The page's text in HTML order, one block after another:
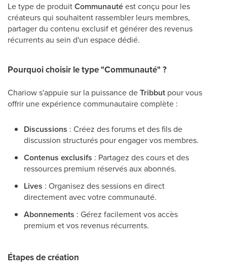
Le type de produitCommunautéest conçu pour les
créateurs qui souhaitent rassembler leurs membres,
partager du contenu exclusif et générer des revenus
récurrents au sein d'un espace dédié.
Pourquoi choisir le type "Communauté" ?
Chariow s'appuie sur la puissance deTribbut pour vous
offrir une expérience communautaire complète :
Discussions : Créez des forums et des fils de
discussion structurés pour engager vos membres.
Contenus exclusifs : Partagez des cours et des
ressources premium réservés aux abonnés.
Lives : Organisez des sessions en direct
directement avec votre communauté.
Abonnements : Gérez facilement vos accès
premium et vos revenus récurrents.
Étapes de création